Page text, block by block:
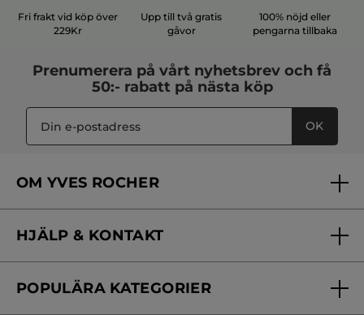
Fri frakt vid köp över
229Kr
Upp till två gratis
gåvor
100% nöjd eller
pengarna tillbaka
Prenumerera på vårt nyhetsbrev och få
50:- rabatt på nästa köp
OK
OM YVES ROCHER
Vårt engagemang
Skönhetstips
HJÄLP & KONTAKT
Kontakta oss
POPULÄRA KATEGORIER